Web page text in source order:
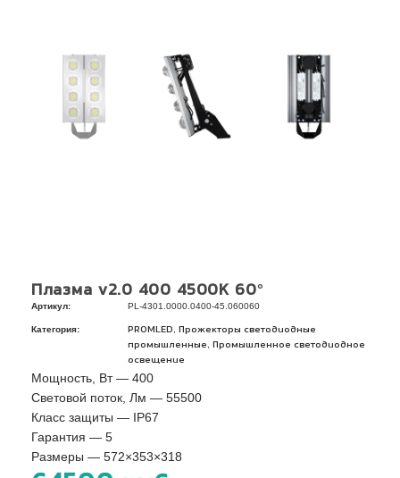
Плазма v2.0 400 4500К 60°
Артикул: PL-4301.0000.0400-45.060060
Категория: PROMLED
Прожекторы светодиодные
промышленные
Промышленное светодиодное
освещение
Мощность, Вт — 400
Световой поток, Лм — 55500
Класс защиты — IP67
Гарантия — 5
Размеры — 572×353×318